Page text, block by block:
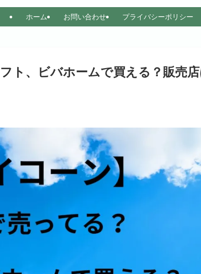
ホーム お問い合わせ プライバシーポリシー
ト、ビバホームで買える？販売店